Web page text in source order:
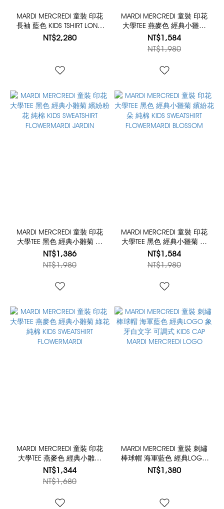
MARDI MERCREDI 童裝 印花
長袖 藍色 KIDS TSHIRT LONG
SLEEVE FLOWER PATCH
NT$2,280
MARDI MERCREDI 童裝 印花
大學TEE 燕麥色 經典小雛菊
繽紛黑花 純棉 KIDS
SWEATSHIRT FLOWERMARDI
JARDIN
NT$1,584
NT$1,980
MARDI MERCREDI 童裝 印花
大學TEE 黑色 經典小雛菊 繽
紛粉花 純棉 KIDS SWEATSHIRT
FLOWERMARDI JARDIN
NT$1,386
NT$1,980
MARDI MERCREDI 童裝 印花
大學TEE 黑色 經典小雛菊 繽
紛花朵 純棉 KIDS SWEATSHIRT
FLOWERMARDI BLOSSOM
NT$1,584
NT$1,980
MARDI MERCREDI 童裝 印花
大學TEE 燕麥色 經典小雛菊
綠花 純棉 KIDS SWEATSHIRT
FLOWERMARDI
NT$1,344
NT$1,680
MARDI MERCREDI 童裝 刺繡
棒球帽 海軍藍色 經典LOGO
象牙白文字 可調式 KIDS CAP
NT$1,380